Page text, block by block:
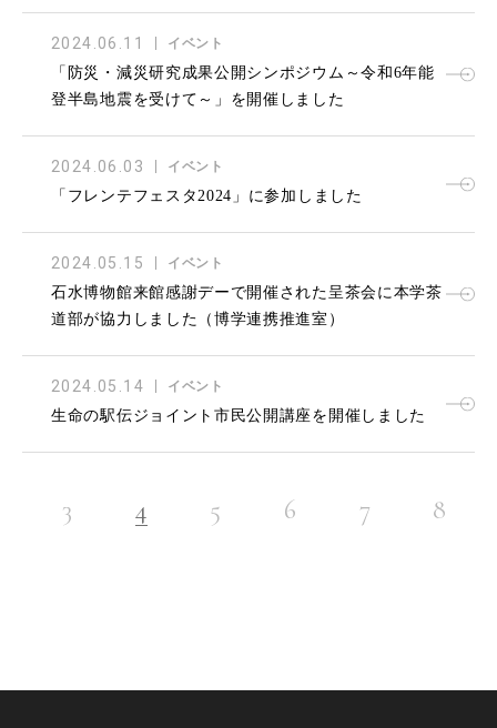
2024.06.11 イベント
「防災・減災研究成果公開シンポジウム～令和6年能
登半島地震を受けて～」を開催しました
2024.06.03 イベント
「フレンテフェスタ2024」に参加しました
2024.05.15 イベント
石水博物館来館感謝デーで開催された呈茶会に本学茶
道部が協力しました（博学連携推進室）
2024.05.14 イベント
生命の駅伝ジョイント市民公開講座を開催しました
3 4 5 6 7 8